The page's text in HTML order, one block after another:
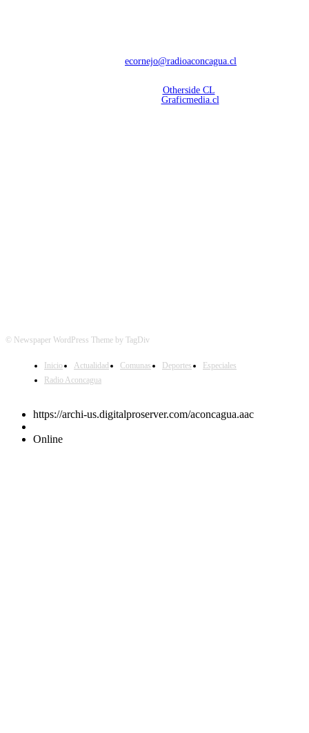
ecornejo@radioaconcagua.cl
Otherside CL
Graficmedia.cl
© Newspaper WordPress Theme by TagDiv
Inicio Actualidad Comunas Deportes
Especiales
Radio Aconcagua
https://archi-us.digitalproserver.com/aconcagua.aac
Online